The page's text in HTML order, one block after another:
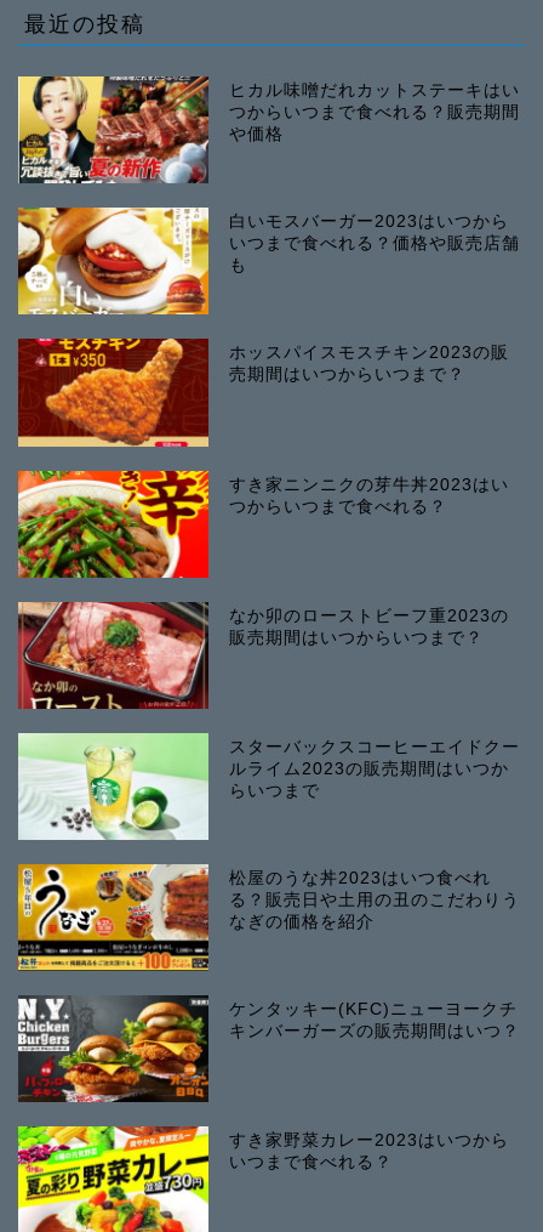
最近の投稿
ヒカル味噌だれカットステーキはい
つからいつまで食べれる？販売期間
や価格
白いモスバーガー2023はいつから
いつまで食べれる？価格や販売店舗
も
ホッスパイスモスチキン2023の販
売期間はいつからいつまで？
すき家ニンニクの芽牛丼2023はい
つからいつまで食べれる？
なか卯のローストビーフ重2023の
販売期間はいつからいつまで？
スターバックスコーヒーエイドクー
ルライム2023の販売期間はいつか
らいつまで
松屋のうな丼2023はいつ食べれ
る？販売日や土用の丑のこだわりう
なぎの価格を紹介
ケンタッキー(KFC)ニューヨークチ
キンバーガーズの販売期間はいつ？
すき家野菜カレー2023はいつから
いつまで食べれる？